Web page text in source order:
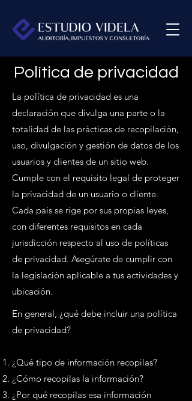
Política de privacidad
La política de privacidad es una
declaración que divulga una parte o la
totalidad de las prácticas de recopilación,
uso, divulgación y gestión de datos de los
usuarios y clientes de un sitio web.
Cumple con el requisito legal de proteger
la privacidad de un usuario o cliente.
Cada país se rige por sus propias leyes,
con diferentes requisitos en cada
jurisdicción respecto al uso de políticas
de privacidad. Asegúrate de cumplir con
la legislación aplicable a tus actividades y
ubicación.
En general, ¿qué debe incluir una política
de privacidad?
¿Qué tipo de información recopilas?
¿Cómo recopilas la información?
¿Por qué recopilas esa información